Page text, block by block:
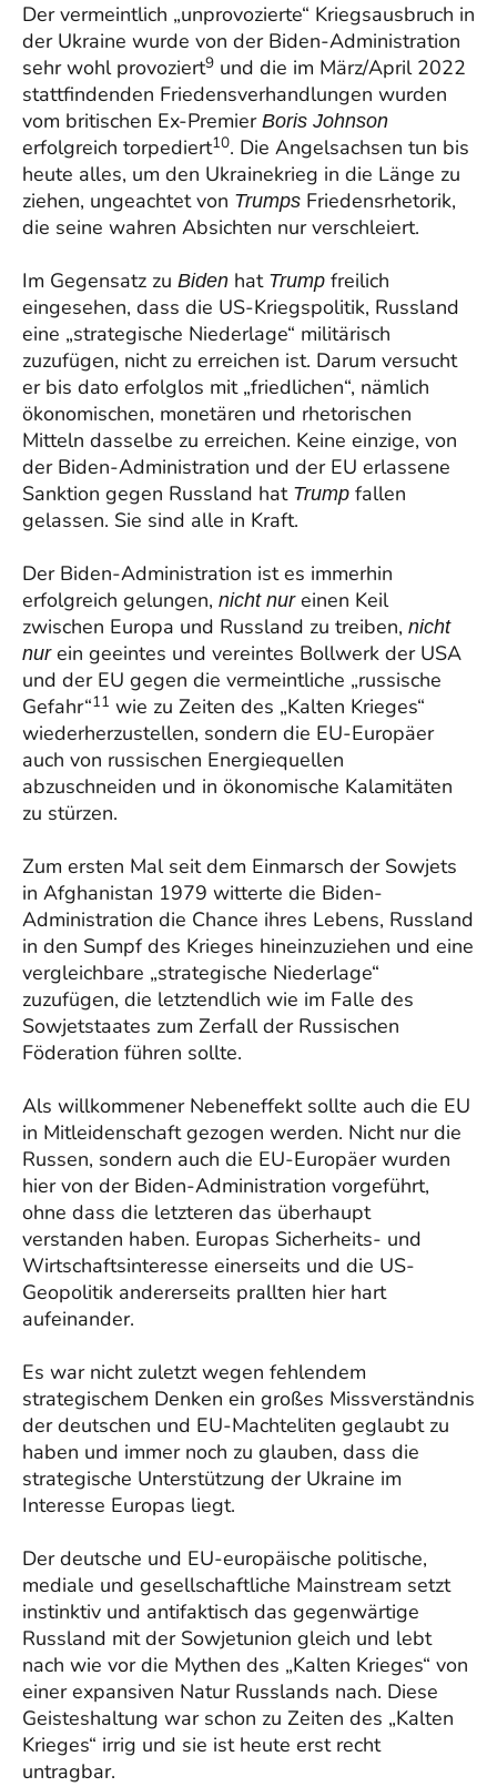
Der vermeintlich „unprovozierte“ Kriegsausbruch in
der Ukraine wurde von der Biden-Administration
sehr wohl provoziert9 und die im März/April 2022
stattfindenden Friedensverhandlungen wurden
vom britischen Ex-PremierBoris Johnson
erfolgreich torpediert10. Die Angelsachsen tun bis
heute alles, um den Ukrainekrieg in die Länge zu
ziehen, ungeachtet von Trumps Friedensrhetorik,
die seine wahren Absichten nur verschleiert.
Im Gegensatz zu Biden hat Trump freilich
eingesehen, dass die US-Kriegspolitik, Russland
eine „strategische Niederlage“ militärisch
zuzufügen, nicht zu erreichen ist. Darum versucht
er bis dato erfolglos mit „friedlichen“, nämlich
ökonomischen, monetären und rhetorischen
Mitteln dasselbe zu erreichen. Keine einzige, von
der Biden-Administration und der EU erlassene
Sanktion gegen Russland hat Trump fallen
gelassen. Sie sind alle in Kraft.
Der Biden-Administration ist es immerhin
erfolgreich gelungen, nicht nureinen Keil
zwischen Europa und Russland zu treiben, nicht
nurein geeintes und vereintes Bollwerk der USA
und der EU gegen die vermeintliche „russische
Gefahr“11 wie zu Zeiten des „Kalten Krieges“
wiederherzustellen, sondern die EU-Europäer
auch von russischen Energiequellen
abzuschneiden und in ökonomische Kalamitäten
zu stürzen.
Zum ersten Mal seit dem Einmarsch der Sowjets
in Afghanistan 1979 witterte die Biden-
Administration die Chance ihres Lebens, Russland
in den Sumpf des Krieges hineinzuziehen und eine
vergleichbare „strategische Niederlage“
zuzufügen, die letztendlich wie im Falle des
Sowjetstaates zum Zerfall der Russischen
Föderation führen sollte.
Als willkommener Nebeneffekt sollte auch die EU
in Mitleidenschaft gezogen werden. Nicht nur die
Russen, sondern auch die EU-Europäer wurden
hier von der Biden-Administration vorgeführt,
ohne dass die letzteren das überhaupt
verstanden haben. Europas Sicherheits- und
Wirtschaftsinteresse einerseits und die US-
Geopolitik andererseits prallten hier hart
aufeinander.
Es war nicht zuletzt wegen fehlendem
strategischem Denken ein großes Missverständnis
der deutschen und EU-Machteliten geglaubt zu
haben und immer noch zu glauben, dass die
strategische Unterstützung der Ukraine im
Interesse Europas liegt.
Der deutsche und EU-europäische politische,
mediale und gesellschaftliche Mainstream setzt
instinktiv und antifaktisch das gegenwärtige
Russland mit der Sowjetunion gleich und lebt
nach wie vor die Mythen des „Kalten Krieges“ von
einer expansiven Natur Russlands nach. Diese
Geisteshaltung war schon zu Zeiten des „Kalten
Krieges“ irrig und sie ist heute erst recht
untragbar.